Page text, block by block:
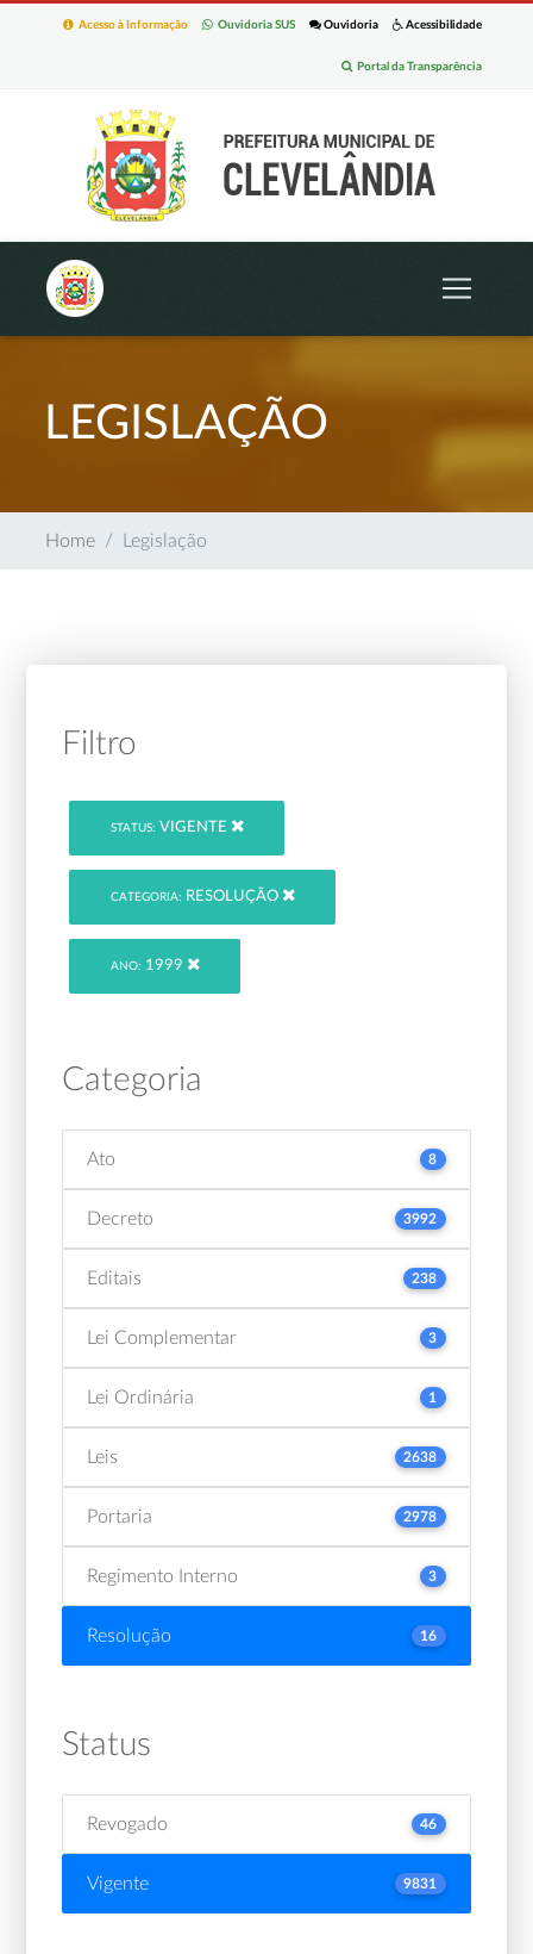
Acessibilidade
Ouvidoria
Ouvidoria SUS
Acesso à Informação
Portal da Transparência
LEGISLAÇÃO
Home Legislação
Filtro
STATUS: VIGENTE
CATEGORIA: RESOLUÇÃO
ANO: 1999
Categoria
Ato 8
Decreto 3992
Editais 238
Lei Complementar 3
Lei Ordinária 1
Leis 2638
Portaria 2978
Regimento Interno 3
Resolução 16
Status
Revogado 46
Vigente 9831